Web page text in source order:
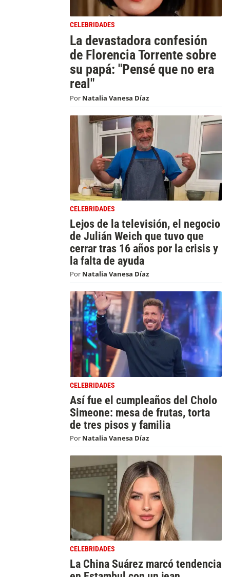
CELEBRIDADES
La devastadora confesión
de Florencia Torrente sobre
su papá: "Pensé que no era
real"
Por Natalia Vanesa Díaz
CELEBRIDADES
Lejos de la televisión, el negocio
de Julián Weich que tuvo que
cerrar tras 16 años por la crisis y
la falta de ayuda
Por Natalia Vanesa Díaz
CELEBRIDADES
Así fue el cumpleaños del Cholo
Simeone: mesa de frutas, torta
de tres pisos y familia
Por Natalia Vanesa Díaz
CELEBRIDADES
La China Suárez marcó tendencia